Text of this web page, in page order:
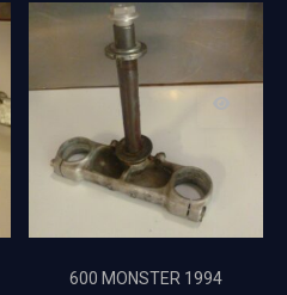
600 MONSTER 1994